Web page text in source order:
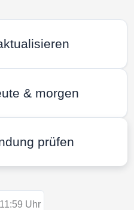
& morgen
prüfen
11:59 Uhr